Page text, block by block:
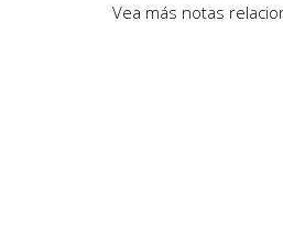
Vea más notas